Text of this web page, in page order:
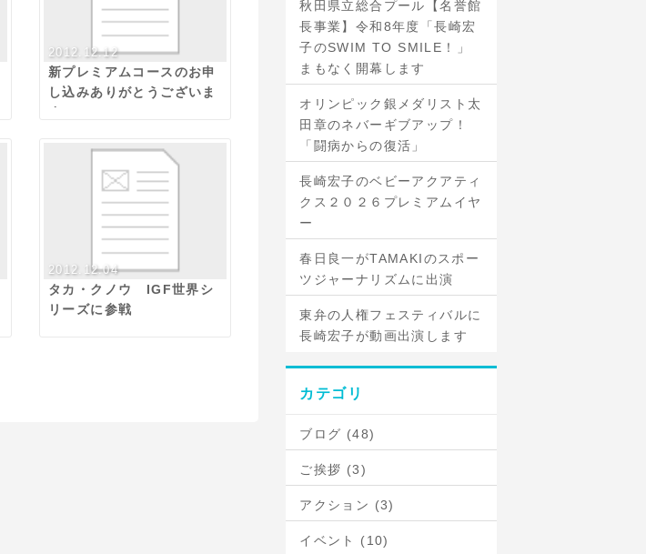
2012.12.12
新プレミアムコースのお申
し込みありがとうございま
す
2012.12.04
タカ・クノウ IGF世界シ
リーズに参戦
秋田県立総合プール【名誉館
長事業】令和8年度「長崎宏
子のSWIM TO SMILE！」
まもなく開幕します
オリンピック銀メダリスト太
田章のネバーギブアップ！
「闘病からの復活」
長崎宏子のベビーアクアティ
クス２０２６プレミアムイヤ
ー
春日良一がTAMAKIのスポー
ツジャーナリズムに出演
東弁の人権フェスティバルに
長崎宏子が動画出演します
カテゴリ
ブログ (48)
ご挨拶 (3)
アクション (3)
イベント (10)